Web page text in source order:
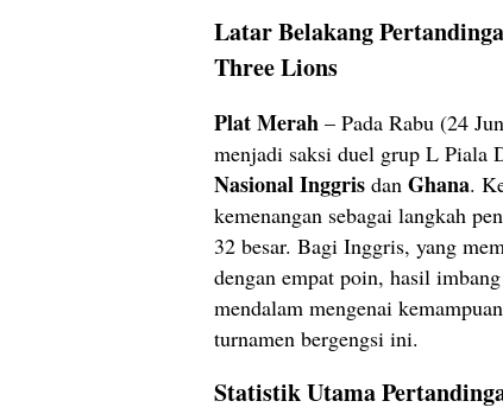
Latar Belakang
Three Lions
Plat Merah – Pada Rabu (24
menjadi saksi duel grup L Piala
Nasional Inggris dan Ghana.
kemenangan sebagai langkah
32 besar. Bagi Inggris, yang
dengan empat poin, hasil
mendalam mengenai
turnamen bergengsi ini.
Statistik Utama